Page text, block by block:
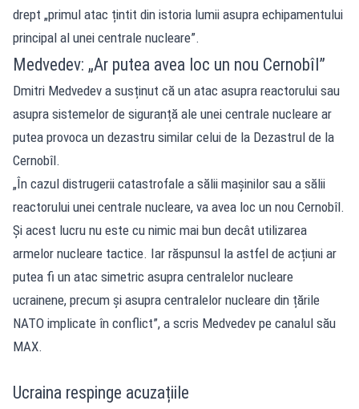
drept „primul atac țintit din istoria lumii asupra echipamentului
principal al unei centrale nucleare”.
Medvedev: „Ar putea avea loc un nou Cernobîl”
Dmitri Medvedev a susținut că un atac asupra reactorului sau
asupra sistemelor de siguranță ale unei centrale nucleare ar
putea provoca un dezastru similar celui de la Dezastrul de la
Cernobîl.
„În cazul distrugerii catastrofale a sălii mașinilor sau a sălii
reactorului unei centrale nucleare, va avea loc un nou Cernobîl.
Și acest lucru nu este cu nimic mai bun decât utilizarea
armelor nucleare tactice. Iar răspunsul la astfel de acțiuni ar
putea fi un atac simetric asupra centralelor nucleare
ucrainene, precum și asupra centralelor nucleare din țările
NATO implicate în conflict”, a scris Medvedev pe canalul său
MAX.
Ucraina respinge acuzațiile